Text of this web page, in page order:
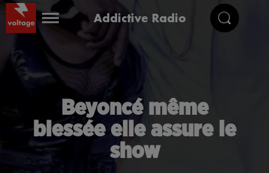
Addictive Radio
Beyoncé même
blessée elle assure le
show